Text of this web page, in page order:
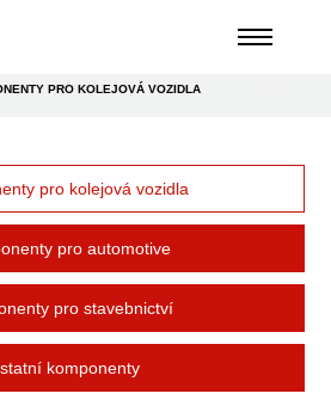
PRO KOLEJOVÁ VOZIDLA
pro kolejová vozidla
pro automotive
pro stavebnictví
komponenty